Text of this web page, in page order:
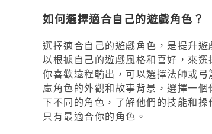
如何選擇適合自己的遊戲角色？
選擇適合自己的遊戲角色，是提升
以根據自己的遊戲風格和喜好，來
你喜歡遠程輸出，可以選擇法師或
慮角色的外觀和故事背景，選擇一
下不同的角色，了解他們的技能和
只有最適合你的角色。